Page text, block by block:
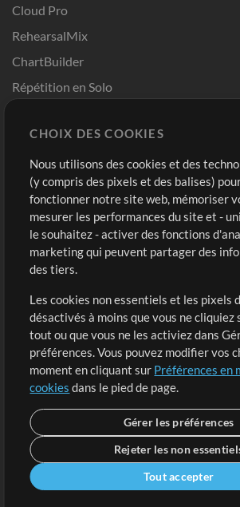
Cloud Pro
RehearsalMix
ChartBuilder
Répétition en Solo
Modèles ProPresenter
Sons
Boutique
Acheter des crédits
Contenu gratuit
Demander les pistes
Extras
Sessions
Soumettre votre contenu
Listes de lecture
Conférence MT
Compte
Connexion
S'inscrire
CHOIX DES COOKIES
Nous utilisons des cookies et des
(y compris des pixels et des balises)
fonctionner notre site web, mémoriser
mesurer les performances du site et -
le souhaitez - activer des fonctions
marketing qui peuvent partager des
des tiers.
Les cookies non essentiels et les pixels
désactivés à moins que vous ne cliquiez
tout ou que vous ne les activiez dans
préférences. Vous pouvez modifier vos
moment en cliquant sur Préférences en
cookies dans le pied de page.
Gérer les préférences
Rejeter les non
Tout accepter